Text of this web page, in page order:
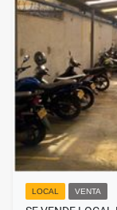
LOCAL VENTA